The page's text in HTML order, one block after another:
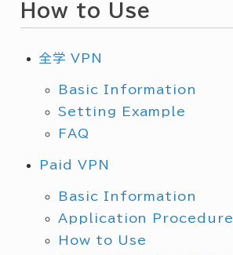
How to Use
全学 VPN
Basic Information
Setting Example
FAQ
Paid VPN
Basic Information
Application Procedure
How to Use